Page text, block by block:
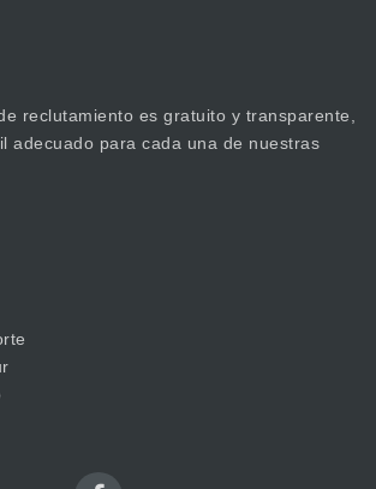
reclutamiento es gratuito y transparente,
adecuado para cada una de nuestras